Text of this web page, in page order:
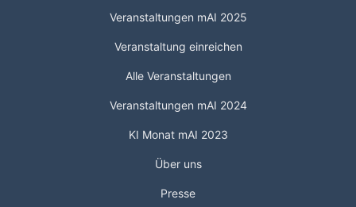
Veranstaltungen mAI 2025
Veranstaltung einreichen
Alle Veranstaltungen
Veranstaltungen mAI 2024
KI Monat mAI 2023
Über uns
Presse